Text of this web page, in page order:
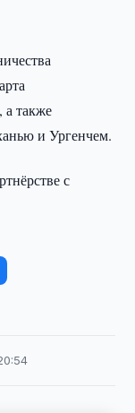
а также
и Ургенчем.
с